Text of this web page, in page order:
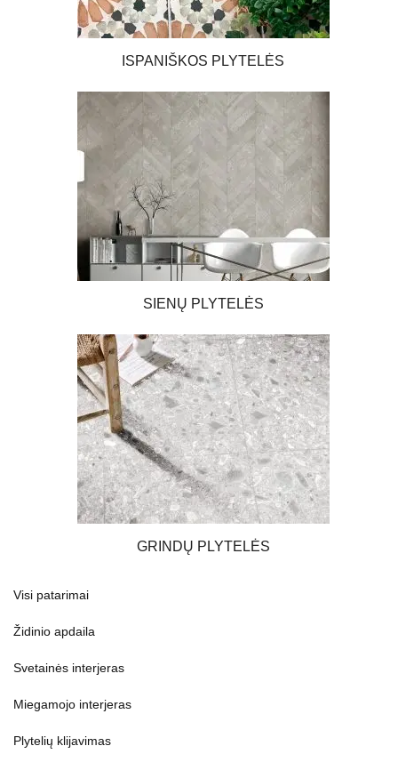
ISPANIŠKOS PLYTELĖS
SIENŲ PLYTELĖS
GRINDŲ PLYTELĖS
Visi patarimai
Židinio apdaila
Svetainės interjeras
Miegamojo interjeras
Plytelių klijavimas